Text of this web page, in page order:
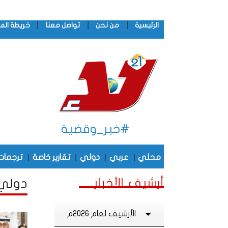
الرئيسية من نحن تواصل معنا خريطة
#خبر_وقضية
محلي عربي دولي تقارير خاصة
أرشيف الأخبار
الأرشيف لعام 2026م